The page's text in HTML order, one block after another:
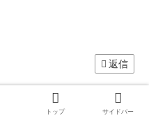
返信
投稿日：2021/11/03(水)
トップ サイドバー